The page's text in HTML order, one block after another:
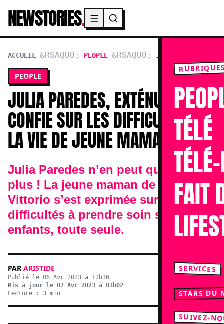
NEWSTORIES.
TÉLÉ
FAIT
SERVICES
STARS DU
SUIVEZ-
ACCUEIL PEOPLE
JULIA PAREDES,
EXTÉNUÉE, SE CONFIE SUR LES
DIFFICULTÉS DE LA VIE DE
PEOPLE
JULIA PAREDES, EXTÉNUÉE, SE
CONFIE SUR LES DIFFICULTÉS DE
LA VIE DE JEUNE MAMAN
Julia Paredes n’en peut quasiment
plus ! La jeune maman de Luna et
Vittorio s’est exprimée sur ses
difficultés à prendre soin ses
enfants, toute seule.
PAR ARISTIDE
Publié le 06 Avr 2023 à 12h36
Mis à jour le 07 Avr 2023 à 03h02
Lecture : 3 min